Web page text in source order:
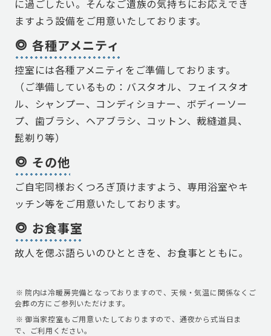
に過ごしたい。そんなご遺族の気持ちにお応えでき
ますよう設備をご用意いたしております。
各種アメニティ
控室には各種アメニティをご準備しております。
（ご準備しているもの：バスタオル、フェイスタオ
ル、シャンプー、コンディショナー、ボディーソー
プ、歯ブラシ、ヘアブラシ、コットン、裁縫道具、
髭剃り等）
その他
ご自宅同様おくつろぎ頂けますよう、専用浴室やキ
ッチン等をご用意いたしております。
お食事室
故人を偲ぶ語らいのひとときを、お食事とともに。
院内は冷暖房完備となっておりますので、天候・気温に関係なくご
会葬の方にご参列いただけます。
御当家控室もご用意いたしておりますので、通夜から式当日ま
で、ご利用ください。